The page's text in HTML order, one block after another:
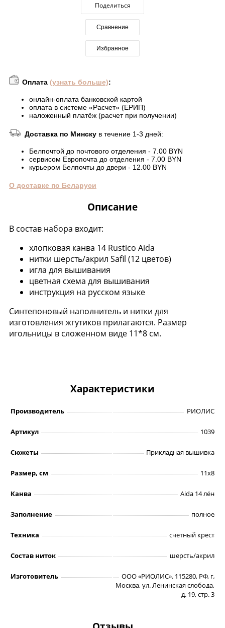
Поделиться
Сравнение
Избранное
Оплата (узнать больше):
онлайн-оплата банковской картой
оплата в системе «Расчет» (ЕРИП)
наложенный платёж (расчет при получении)
Доставка по Минску в течение 1-3 дней:
Белпочтой до почтового отделения - 7.00 BYN
сервисом Европочта до отделения - 7.00 BYN
курьером Белпочты до двери - 12.00 BYN
О доставке по Беларуси
Описание
В состав набора входит:
хлопковая канва 14 Rustico Aida
нитки шерсть/акрил Safil (12 цветов)
игла для вышивания
цветная схема для вышивания
инструкция на русском языке
Синтепоновый наполнитель и нитки для
изготовления жгутиков прилагаются. Размер
игольницы в сложенном виде 11*8 см.
Характеристики
Производитель РИОЛИС
Артикул 1039
Сюжеты Прикладная вышивка
Размер, см 11х8
Канва Aida 14 лён
Заполнение полное
Техника счетный крест
Состав ниток шерсть/акрил
Изготовитель
ООО «РИОЛИС». 115280, РФ, г.
Москва, ул. Ленинская слобода,
д. 19, стр. 3